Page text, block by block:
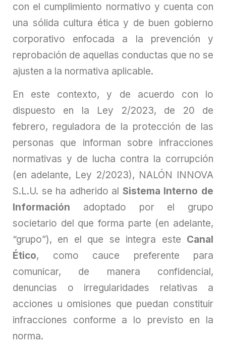
con el cumplimiento normativo y cuenta con
una sólida cultura ética y de buen gobierno
corporativo enfocada a la prevención y
reprobación de aquellas conductas que no se
ajusten a la normativa aplicable.
En este contexto, y de acuerdo con lo
dispuesto en la Ley 2/2023, de 20 de
febrero, reguladora de la protección de las
personas que informan sobre infracciones
normativas y de lucha contra la corrupción
(en adelante, Ley 2/2023), NALÓN INNOVA
S.L.U. se ha adherido al Sistema Interno de
Información adoptado por el grupo
societario del que forma parte (en adelante,
“grupo”), en el que se integra este Canal
Ético, como cauce preferente para
comunicar, de manera confidencial,
denuncias o irregularidades relativas a
acciones u omisiones que puedan constituir
infracciones conforme a lo previsto en la
norma.